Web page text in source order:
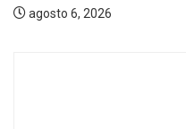
agosto 6, 2026